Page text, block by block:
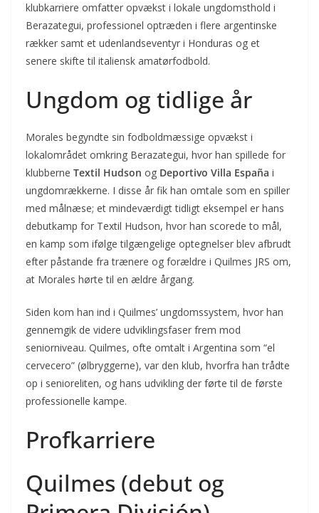
klubkarriere omfatter opvækst i lokale ungdomsthold i
Berazategui, professionel optræden i flere argentinske
rækker samt et udenlandseventyr i Honduras og et
senere skifte til italiensk amatørfodbold.
Ungdom og tidlige år
Morales begyndte sin fodboldmæssige opvækst i
lokalområdet omkring Berazategui, hvor han spillede for
klubberne Textil Hudson og Deportivo Villa España i
ungdomrækkerne. I disse år fik han omtale som en spiller
med målnæse; et mindeværdigt tidligt eksempel er hans
debutkamp for Textil Hudson, hvor han scorede to mål,
en kamp som ifølge tilgængelige optegnelser blev afbrudt
efter påstande fra trænere og forældre i Quilmes JRS om,
at Morales hørte til en ældre årgang.
Siden kom han ind i Quilmes’ ungdomssystem, hvor han
gennemgik de videre udviklingsfaser frem mod
seniorniveau. Quilmes, ofte omtalt i Argentina som “el
cervecero” (ølbryggerne), var den klub, hvorfra han trådte
op i senioreliten, og hans udvikling der førte til de første
professionelle kampe.
Profkarriere
Quilmes (debut og